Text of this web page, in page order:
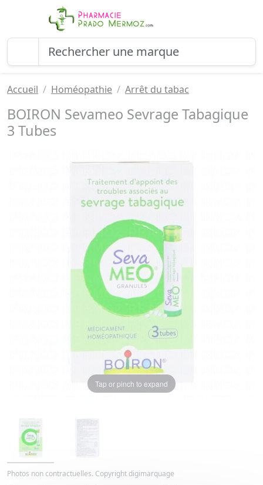
Accueil Homéopathie Arrêt du tabac
BOIRON Sevameo Sevrage Tabagique
3 Tubes
Tap or pinch to expand
Photos non contractuelles. Copyright digimarquage